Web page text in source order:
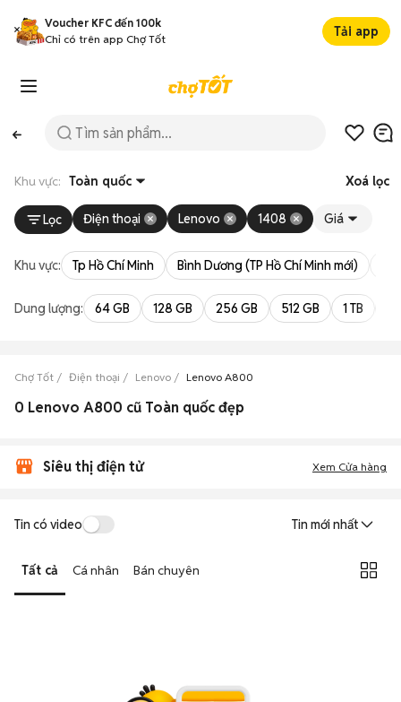
Voucher KFC đến 100k
Chỉ có trên app Chợ Tốt
Tải app
Khu vực: Toàn quốc Xoá lọc
Lọc Điện thoại Lenovo 1408 Giá
Khu vực: Tp Hồ Chí Minh Bình Dương (TP Hồ Chí Minh mới)
Dung lượng: 64 GB 128 GB 256 GB 512 GB 1 TB
Chợ Tốt Điện thoại Lenovo Lenovo A800
0 Lenovo A800 cũ Toàn quốc đẹp
Siêu thị điện tử Xem Cửa hàng
Tin có video Tin mới nhất
Tất cả Cá nhân Bán chuyên